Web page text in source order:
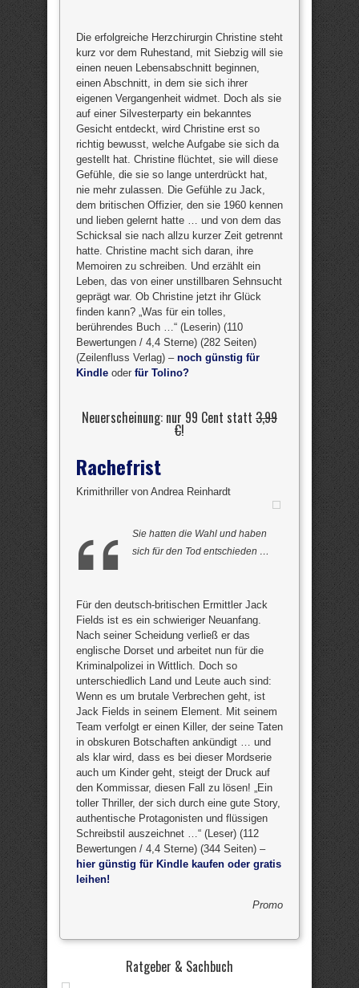
Die erfolgreiche Herzchirurgin Christine steht
kurz vor dem Ruhestand, mit Siebzig will sie
einen neuen Lebensabschnitt beginnen,
einen Abschnitt, in dem sie sich ihrer
eigenen Vergangenheit widmet. Doch als sie
auf einer Silvesterparty ein bekanntes
Gesicht entdeckt, wird Christine erst so
richtig bewusst, welche Aufgabe sie sich da
gestellt hat. Christine flüchtet, sie will diese
Gefühle, die sie so lange unterdrückt hat,
nie mehr zulassen. Die Gefühle zu Jack,
dem britischen Offizier, den sie 1960 kennen
und lieben gelernt hatte … und von dem das
Schicksal sie nach allzu kurzer Zeit getrennt
hatte. Christine macht sich daran, ihre
Memoiren zu schreiben. Und erzählt ein
Leben, das von einer unstillbaren Sehnsucht
geprägt war. Ob Christine jetzt ihr Glück
finden kann? „Was für ein tolles,
berührendes Buch …“ (Leserin) (110
Bewertungen / 4,4 Sterne) (282 Seiten)
(Zeilenfluss Verlag) – noch günstig für
Kindle oder für Tolino?
Neuerscheinung: nur 99 Cent statt 3,99
€!
Rachefrist
Krimithriller von Andrea Reinhardt
Sie hatten die Wahl und haben
sich für den Tod entschieden …
Für den deutsch-britischen Ermittler Jack
Fields ist es ein schwieriger Neuanfang.
Nach seiner Scheidung verließ er das
englische Dorset und arbeitet nun für die
Kriminalpolizei in Wittlich. Doch so
unterschiedlich Land und Leute auch sind:
Wenn es um brutale Verbrechen geht, ist
Jack Fields in seinem Element. Mit seinem
Team verfolgt er einen Killer, der seine Taten
in obskuren Botschaften ankündigt … und
als klar wird, dass es bei dieser Mordserie
auch um Kinder geht, steigt der Druck auf
den Kommissar, diesen Fall zu lösen! „Ein
toller Thriller, der sich durch eine gute Story,
authentische Protagonisten und flüssigen
Schreibstil auszeichnet …“ (Leser) (112
Bewertungen / 4,4 Sterne) (344 Seiten) –
hier günstig für Kindle kaufen oder gratis
leihen!
Promo
Ratgeber & Sachbuch